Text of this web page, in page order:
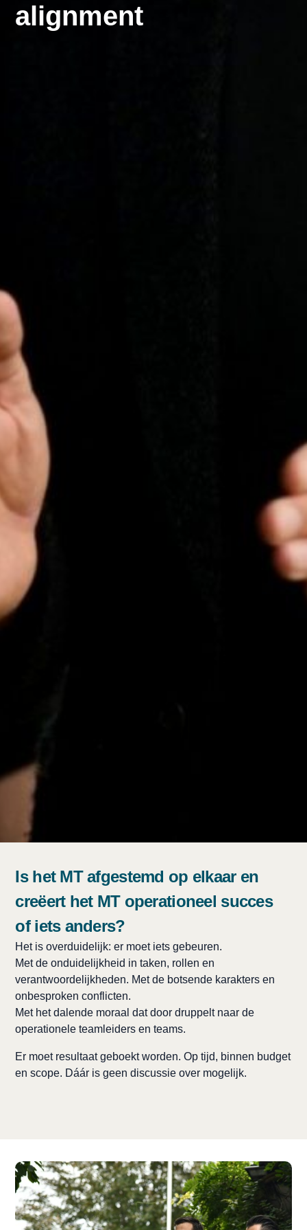
alignment
Is het MT afgestemd op elkaar en
creëert het MT operationeel succes
of iets anders?
Het is overduidelijk: er moet iets gebeuren.
Met de onduidelijkheid in taken, rollen en
verantwoordelijkheden. Met de botsende karakters en
onbesproken conflicten.
Met het dalende moraal dat door druppelt naar de
operationele teamleiders en teams.
Er moet resultaat geboekt worden. Op tijd, binnen budget
en scope. Dáár is geen discussie over mogelijk.